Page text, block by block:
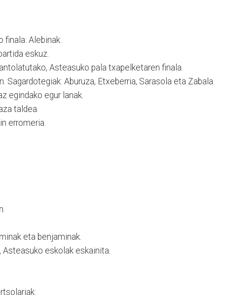
Alebinak.
eskuz.
Asteasuko pala txapelketaren finala.
Sagardotegiak: Aburuza, Etxeberria, Sarasola eta Zabala.
egindako egur lanak.
taldea.
erromeria.
eta benjaminak.
eskolak eskainita.